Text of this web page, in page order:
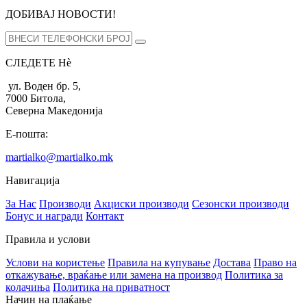
ДОБИВАЈ НОВОСТИ!
СЛЕДЕТЕ Нѐ
ул. Воден бр. 5,
7000 Битола,
Северна Македонија
Е-пошта:
martialko@martialko.mk
Навигација
За Нас Производи Акциски производи Сезонски производи
Бонус и награди Контакт
Правила и услови
Услови на користење Правила на купување Достава Право на
откажување, враќање или замена на производ Политика за
колачиња Политика на приватност
Начин на плаќање